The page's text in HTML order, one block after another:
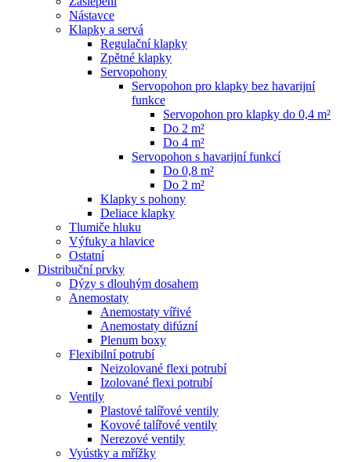
Nástavce
Klapky a servá
Regulační klapky
Zpětné klapky
Servopohony
Servopohon pro klapky bez havarijní
funkce
Servopohon pro klapky do 0,4 m²
Do 2 m²
Do 4 m²
Servopohon s havarijní funkcí
Do 0,8 m²
Do 2 m²
Klapky s pohony
Deliace klapky
Tlumiče hluku
Výfuky a hlavice
Ostatní
Distribuční prvky
Dýzy s dlouhým dosahem
Anemostaty
Anemostaty vířivé
Anemostaty difúzní
Plenum boxy
Flexibilní potrubí
Neizolované flexi potrubí
Izolované flexi potrubí
Ventily
Plastové talířové ventily
Kovové talířové ventily
Nerezové ventily
Vyústky a mřížky